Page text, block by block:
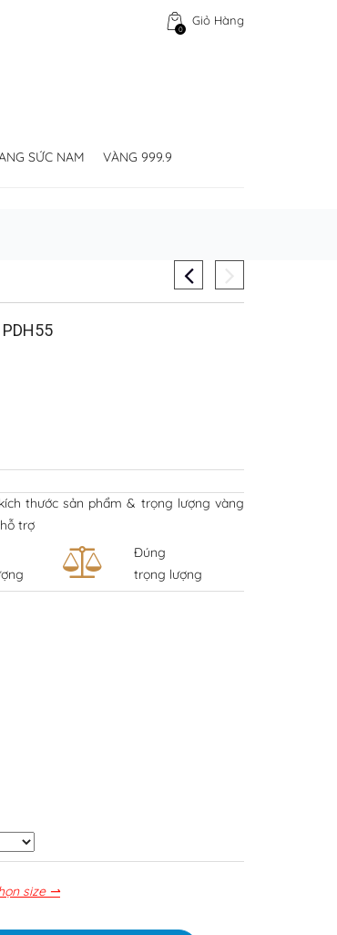
Giỏ Hàng
0
SỨC NAM VÀNG 999.9
thước sản phẩm & trọng lượng vàng
trợ
Đúng
trọng lượng
size ⇀